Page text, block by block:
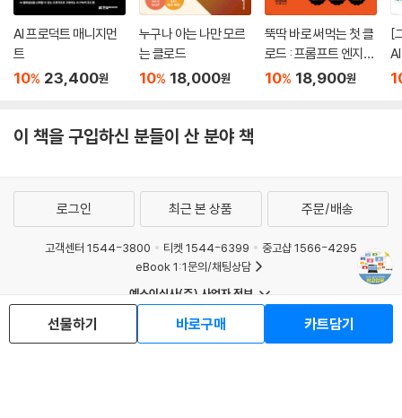
AI 프로덕트 매니지먼
트
10% 23,400원
누구나 아는 나만 모르
는 클로드
10% 18,000원
뚝딱 바로 써먹는 첫 클
로드 : 프롬프트 엔지니
어링 실전 가이드
10% 18,900원
[
이 책을 구입하신 분들이 산 분야 책
선물하기 바로구매 카트담기
로그인 최근 본 상품 주문/배송
고객센터 1544-3800 티켓 1544-6399
중고샵 1566-4295
eBook 1:1문의/채팅상담
예스이십사(주) 사업자 정보
이용약관
개인정보처리방침
청소년보호정책
PC버전
거래처관계자께